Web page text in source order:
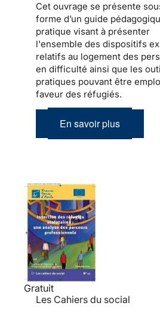
Cet ouvrage se présente
forme d’un guide
pratique visant à présenter
l'ensemble des dispositifs
relatifs au logement des
en difficulté ainsi que les
pratiques pouvant être
faveur des réfugiés.
En savoir plus
Gratuit
Les Cahiers du social